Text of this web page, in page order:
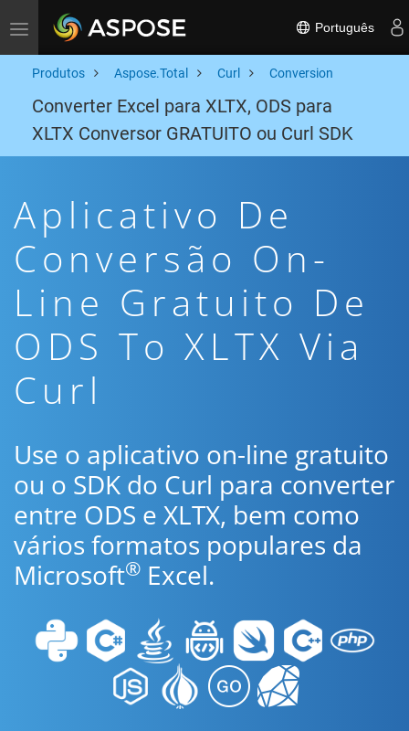
Toggle navigation Português
Produtos Aspose.Total Curl Conversion
Converter Excel para XLTX, ODS para
XLTX Conversor GRATUITO ou Curl SDK
Aplicativo De
Conversão On-
Line Gratuito De
ODS To XLTX Via
Curl
Use o aplicativo on-line gratuito
ou o SDK do Curl para converter
entre ODS e XLTX, bem como
vários formatos populares da
Microsoft® Excel.